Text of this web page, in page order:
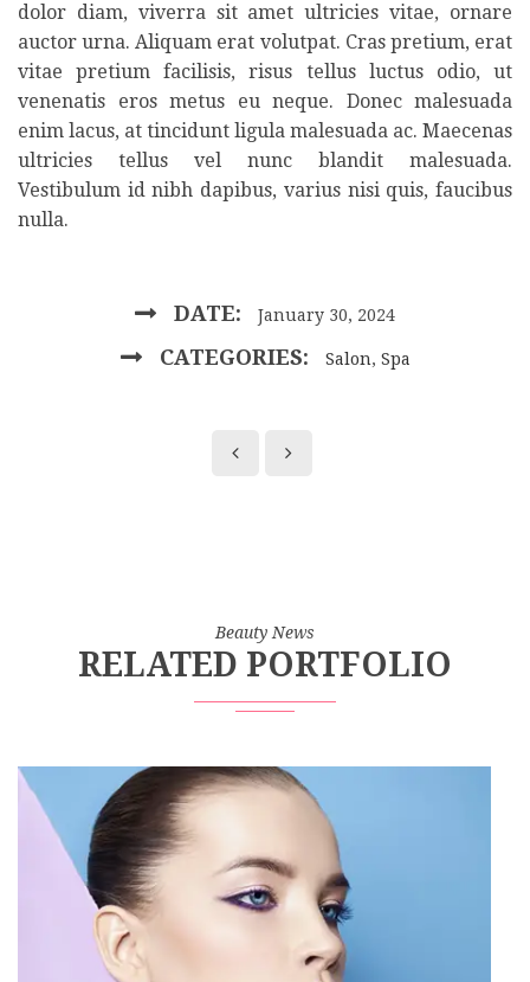
dolor diam, viverra sit amet ultricies vitae, ornare
auctor urna. Aliquam erat volutpat. Cras pretium, erat
vitae pretium facilisis, risus tellus luctus odio, ut
venenatis eros metus eu neque. Donec malesuada
enim lacus, at tincidunt ligula malesuada ac. Maecenas
ultricies tellus vel nunc blandit malesuada.
Vestibulum id nibh dapibus, varius nisi quis, faucibus
nulla.
DATE: January 30, 2024
CATEGORIES: Salon, Spa
Beauty News
RELATED PORTFOLIO